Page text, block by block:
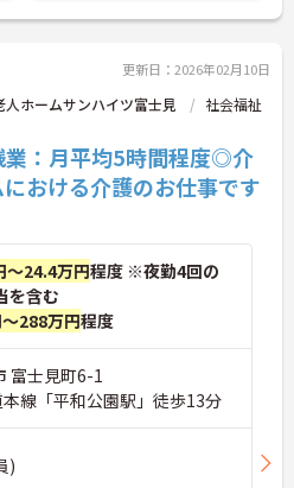
子補給制度など、大
仲間の様子を知るこ
社風が根付いていま
資格手当を支給。 賞
手当もあり 頑張りが
！ 月2日の希望休や
プライベートや家庭と
更新日：2026年02月10日
ホームサンハイツ富士見
社会福祉
業：月平均5時間程度◎介
おける介護のお仕事です
～24.4万円程度 ※夜勤4回の
を含む
288万円程度
富士見町6-1
線「平和公園駅」徒歩13分
)